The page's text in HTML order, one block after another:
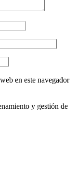
en este navegador
y gestión de